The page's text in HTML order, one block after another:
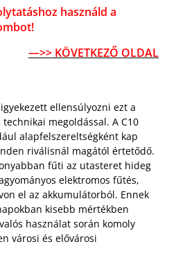
használd a
—>> KÖVETKEZŐ OLDAL
ellensúlyozni ezt a
megoldással. A C10
alapfelszereltségként kap
riválisnál magától értetődő.
fűti az utasteret hideg
elektromos fűtés,
el az akkumulátorból. Ennek
kisebb mértékben
használat során komoly
városi és elővárosi